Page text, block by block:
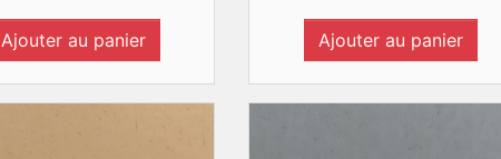
Ajouter au panier Ajouter au panier